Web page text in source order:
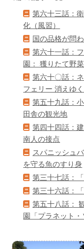
第六十三話：
化（風習）
国の品格が問
第六十一話：
園： 獲りたて野
第六十〇話：
フェリー 消えゆ
第五十九話：
田舎の観光地
第四十四話：
南人の接点
スパニッシュ
を守る魚のすり身
第三十七話：
第三十六話：
第五十八話：
園「プラネット・